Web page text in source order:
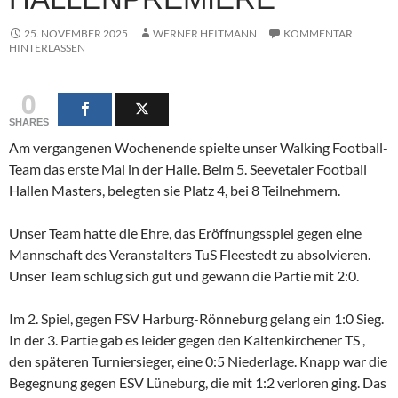
25. NOVEMBER 2025 WERNER HEITMANN
KOMMENTAR
HINTERLASSEN
0
SHARES
Am vergangenen Wochenende spielte unser Walking Football-
Team das erste Mal in der Halle. Beim 5. Seevetaler Football
Hallen Masters, belegten sie Platz 4, bei 8 Teilnehmern.
Unser Team hatte die Ehre, das Eröffnungsspiel gegen eine
Mannschaft des Veranstalters TuS Fleestedt zu absolvieren.
Unser Team schlug sich gut und gewann die Partie mit 2:0.
Im 2. Spiel, gegen FSV Harburg-Rönneburg gelang ein 1:0 Sieg.
In der 3. Partie gab es leider gegen den Kaltenkirchener TS ,
den späteren Turniersieger, eine 0:5 Niederlage. Knapp war die
Begegnung gegen ESV Lüneburg, die mit 1:2 verloren ging. Das